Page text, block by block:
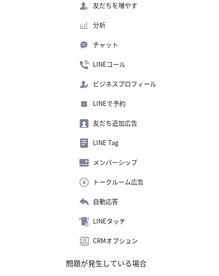
友だちを増やす
分析
チャット
LINEコール
ビジネスプロフィール
LINEで予約
友だち追加広告
LINE Tag
メンバーシップ
トークルーム広告
自動応答
LINEタッチ
CRMオプション
問題が発生している場合